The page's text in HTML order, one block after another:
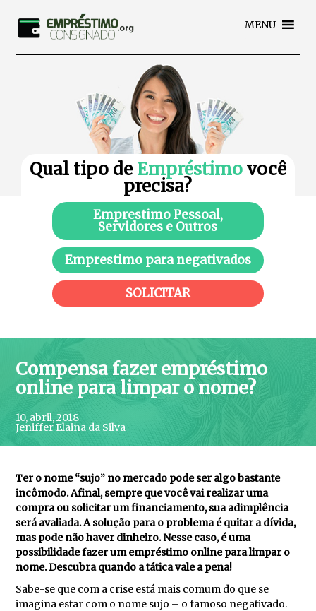
MENU
Qual tipo de Empréstimovocê
precisa?
Emprestimo Pessoal,
Servidores e Outros
Emprestimo para negativados
SOLICITAR
Compensa fazer empréstimo
online para limpar o nome?
10, abril, 2018
Jeniffer Elaina da Silva
Ter o nome “sujo” no mercado pode ser algo bastante
incômodo. Afinal, sempre que você vai realizar uma
compra ou solicitar um financiamento, sua adimplência
será avaliada. A solução para o problema é quitar a dívida,
mas pode não haver dinheiro. Nesse caso, é uma
possibilidade fazer um empréstimo online para limpar o
nome. Descubra quando a tática vale a pena!
Sabe-se que com a crise está mais comum do que se
imagina estar com o nome sujo – o famoso negativado.